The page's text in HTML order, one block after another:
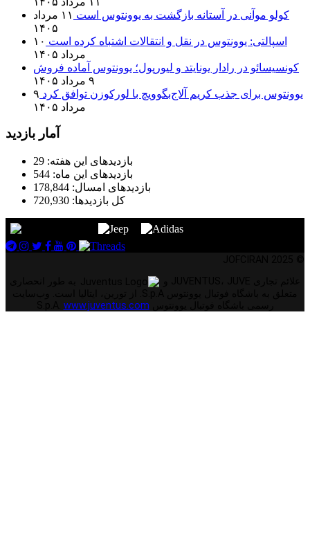
کولو موآنی در آستانه بازگشت به یوونتوس است
۱۱ مرداد
۱۴۰۵
اسپالتی: یوونتوس در نقل و انتقالات اشتباه کرده است ۱۰
مرداد ۱۴۰۵
کونسیسائو در رادار یونایتد و لیورپول؛ یوونتوس آماده فروش
۹ مرداد ۱۴۰۵
یوونتوس برای جذب کریم آلاج‌بگوویچ با لورکوزن توافق کرد ۹
مرداد ۱۴۰۵
آمار بازدید
بازدیدهای این هفته: 29
بازدیدهای این ماه: 544
بازدیدهای امسال: 178,844
کل بازدیدها: 720,930
www.juventus.com